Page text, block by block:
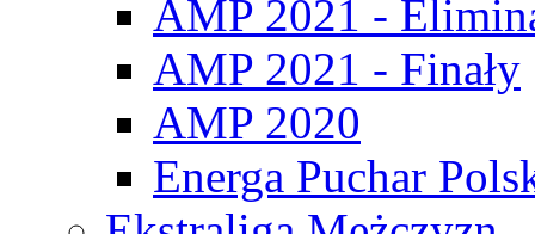
AMP 2021 -
AMP 2021 - Finały
AMP 2020
Energa Puchar